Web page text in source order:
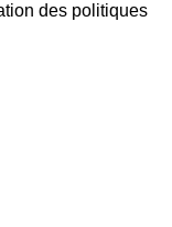
des politiques